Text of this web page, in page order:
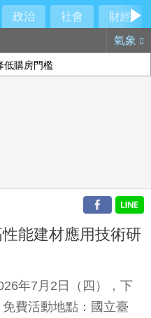
政治 社會
財經
氣象
低購房門檻
能建材應用技術研
年7月2日（四），下
費活動地點：國立臺